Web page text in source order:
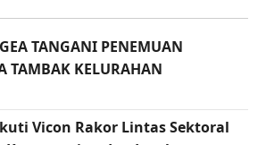
TANGANI PENEMUAN
TAMBAK KELURAHAN
Vicon Rakor Lintas Sektoral